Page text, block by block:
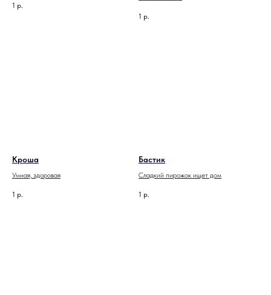
1 р.
1 р.
Кроша
Умная, здоровая
1 р.
Бастик
Сладкий пирожок ищет дом
1 р.